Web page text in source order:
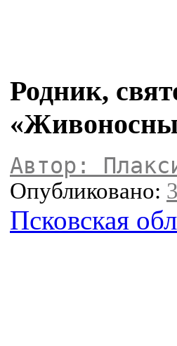
Родник,
Автор:
Опубликовано:
Псковская